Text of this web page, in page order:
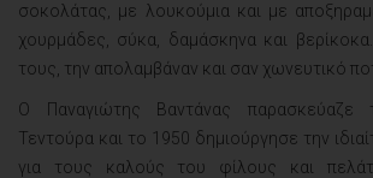
σοκολάτας, με λουκούμια και με
χουρμάδες, σύκα, δαμάσκηνα και
τους, την απολαμβάναν και σαν χωνευτικό
Ο Παναγιώτης Βαντάνας παρασκεύαζε
Τεντούρα και το 1950 δημιούργησε την
για τους καλούς του φίλους και